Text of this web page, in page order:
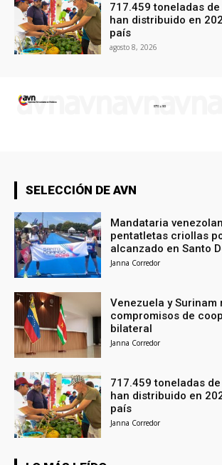
717.459 toneladas
han distribuido en
país
agosto 8, 2026
SELECCIÓN DE AVN
Mandataria
pentatletas criollas
alcanzado en Santo
Janna Corredor
Venezuela y Surinam
compromisos de
bilateral
Janna Corredor
717.459 toneladas
han distribuido en
país
Janna Corredor